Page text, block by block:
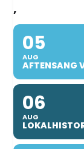
,
05
AUG
AFTENSANG
06
AUG